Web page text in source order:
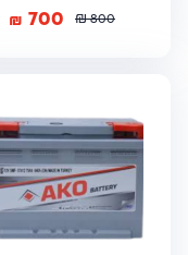
800
₪
700
₪